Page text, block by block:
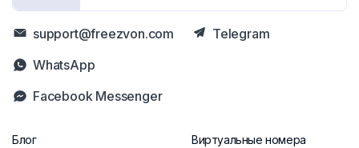
support@freezvon.com
Facebook Messenger
Telegram
WhatsApp
Блог Виртуальные номера